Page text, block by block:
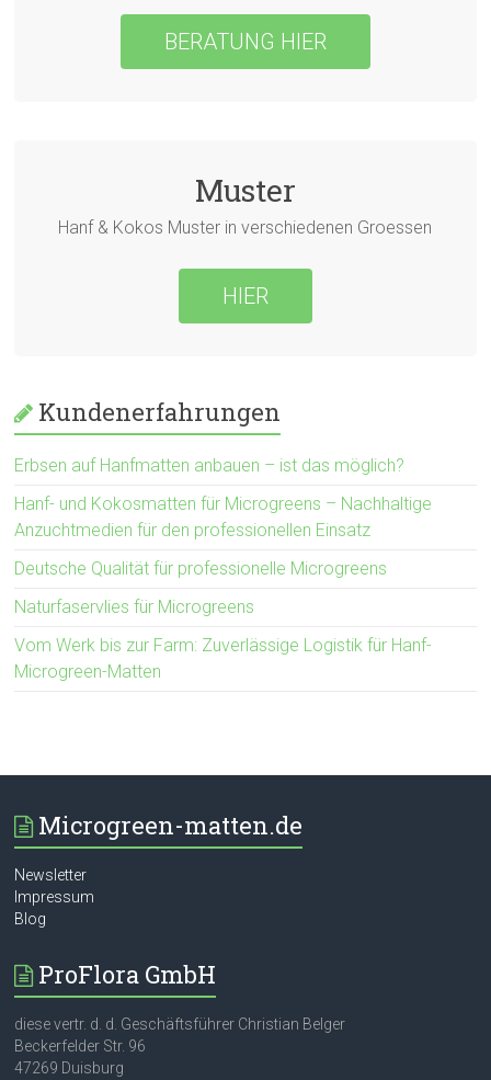
BERATUNG HIER
Muster
Hanf & Kokos Muster in verschiedenen Groessen
HIER
Kundenerfahrungen
Erbsen auf Hanfmatten anbauen – ist das möglich?
Hanf- und Kokosmatten für Microgreens – Nachhaltige
Anzuchtmedien für den professionellen Einsatz
Deutsche Qualität für professionelle Microgreens
Naturfaservlies für Microgreens
Vom Werk bis zur Farm: Zuverlässige Logistik für Hanf-
Microgreen-Matten
Microgreen-matten.de
Newsletter
Impressum
Blog
ProFlora GmbH
diese vertr. d. d. Geschäftsführer Christian Belger
Beckerfelder Str. 96
47269 Duisburg